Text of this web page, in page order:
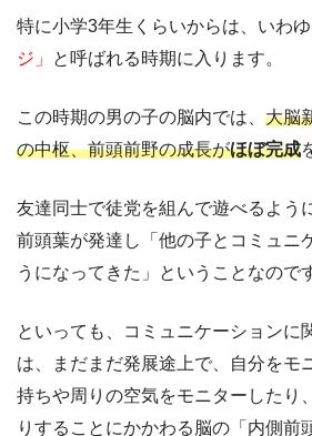
特に小学3年生くらいからは、いわゆ
ジ」
と呼ばれる時期に入ります。
この時期の男の子の脳内では、 大脳
の中枢、前頭前野の成長がほぼ完成
友達同士で徒党を組んで遊べるよう
前頭葉が発達し「他の子とコミュニ
うになってきた」ということなので
といっても、コミュニケーションに
は、まだまだ発展途上で、自分をモ
持ちや周りの空気をモニターしたり
りすることにかかわる脳の「内側前